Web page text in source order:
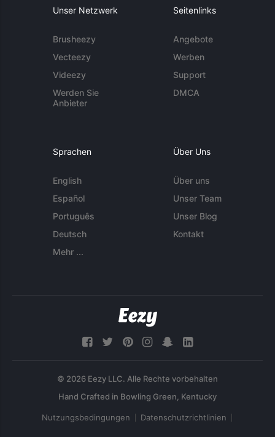
Unser Netzwerk
Brusheezy
Vecteezy
Videezy
Werden Sie
Anbieter
Seitenlinks
Angebote
Werben
Support
DMCA
Sprachen
English
Español
Português
Deutsch
Mehr ...
Über Uns
Über uns
Unser Team
Unser Blog
Kontakt
© 2026 Eezy LLC. Alle Rechte vorbehalten
Nutzungsbedingungen Datenschutzrichtlinien